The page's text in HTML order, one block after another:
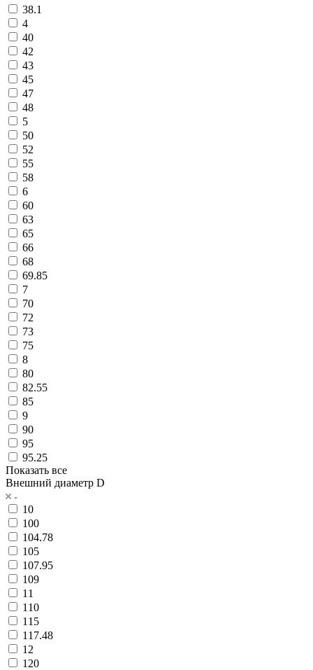
38.1
4
40
42
43
45
47
48
5
50
52
55
58
6
60
63
65
66
68
69.85
7
70
72
73
75
8
80
82.55
85
9
90
95
95.25
Показать все
Внешний диаметр D
10
100
104.78
105
107.95
109
11
110
115
117.48
12
120